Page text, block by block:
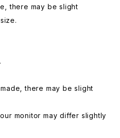
there may be slight
there may be slight
monitor may differ slightly